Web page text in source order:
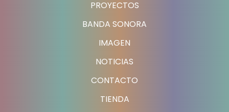
PROYECTOS
BANDA SONORA
IMAGEN
NOTICIAS
CONTACTO
TIENDA